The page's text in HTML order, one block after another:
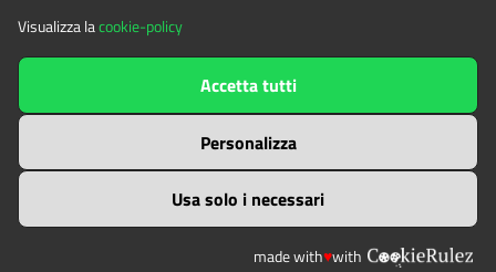
con l'Associazione A.R.A. Arte Restauro Archeologia.
Mostra "Risvegli" a Montebenedetto
2026
La Certosa di Montebenedetto a Villar Focchiardo ospita la
mostra fotografica "Risvegli" a cura del Chianocco Click
Mostra "Scatti lenti" a Montebenedetto20
The contents of this websitebyEnte di gestione delle aree
protette delle Alpi Cozieis licensed under
Attribution-NonCommercial-NoDerivatives 4.0 International
Visualizza lacookie-policy
Usa solo i necessari
Personalizza
Accetta tutti
made with♥with